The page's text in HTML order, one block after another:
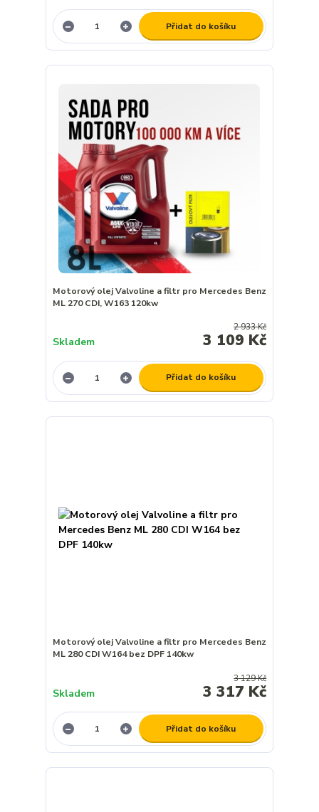
Přidat do košíku
Motorový olej Valvoline a filtr pro Mercedes Benz
ML 270 CDI, W163 120kw
2 933 Kč
3 109 Kč
Skladem
Přidat do košíku
Motorový olej Valvoline a filtr pro Mercedes Benz
ML 280 CDI W164 bez DPF 140kw
3 129 Kč
3 317 Kč
Skladem
Přidat do košíku